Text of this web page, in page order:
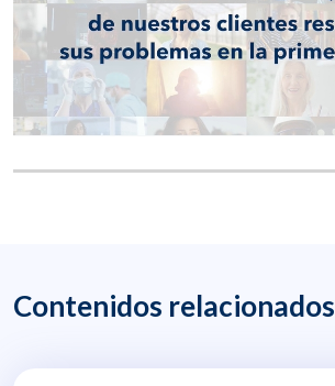
Contenidos relacionados